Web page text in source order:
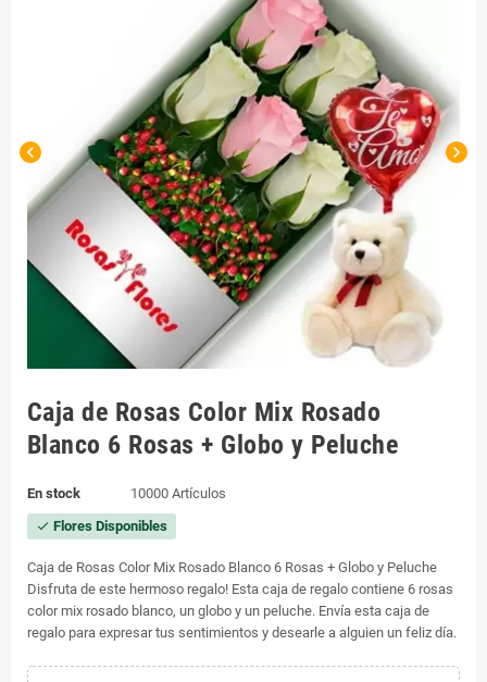
chevron_left chevron_right
Caja de Rosas Color Mix Rosado
Blanco 6 Rosas + Globo y Peluche
En stock 10000 Artículos
check Flores Disponibles
Caja de Rosas Color Mix Rosado Blanco 6 Rosas + Globo y Peluche
Disfruta de este hermoso regalo! Esta caja de regalo contiene 6 rosas
color mix rosado blanco, un globo y un peluche. Envía esta caja de
regalo para expresar tus sentimientos y desearle a alguien un feliz día.